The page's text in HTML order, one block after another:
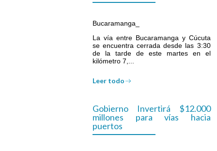
Bucaramanga_
La vía entre Bucaramanga y Cúcuta
se encuentra cerrada desde las 3:30
de la tarde de este martes en el
kilómetro 7,...
Leer todo
Gobierno Invertirá $12.000
millones para vías hacia
puertos